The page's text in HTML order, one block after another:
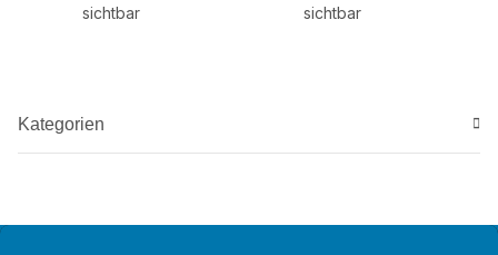
sichtbar
sichtbar
Kategorien